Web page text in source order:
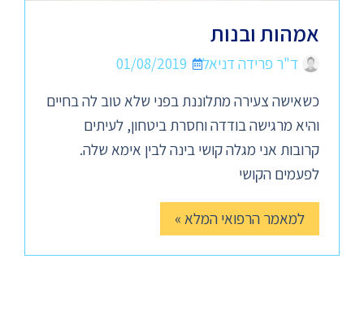
אמהות ובנות
ד"ר פרידה דניאל
01/08/2019
כשאישה צעירה מתלוננת בפני שלא טוב לה בחיים
והיא מרגישה בודדה וחסרת ביטחון, לעיתים
קרובות אני מגלה קושי בינה לבין אימא שלה.
לפעמים הקושי
למאמר הרפואי המלא »